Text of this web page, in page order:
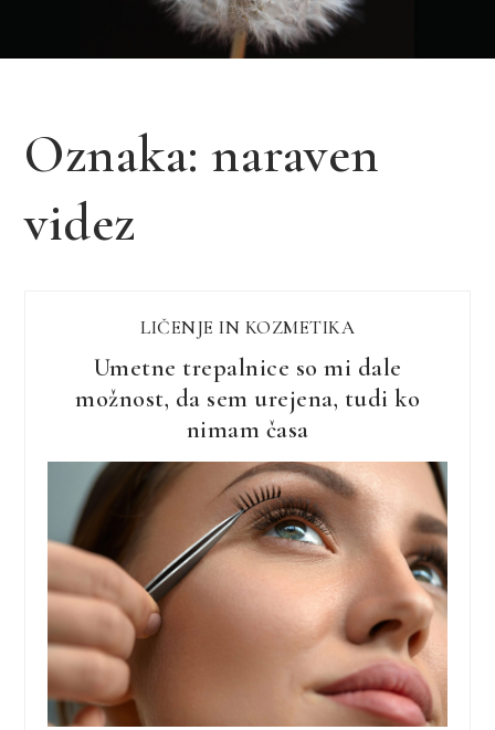
Oznaka:naraven
videz
LIČENJE IN KOZMETIKA
Umetne trepalnice so mi dale
možnost, da sem urejena, tudi ko
nimam časa